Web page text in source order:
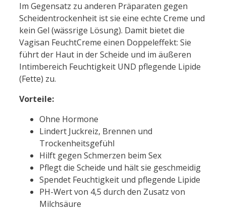
Im Gegensatz zu anderen Präparaten gegen
Scheidentrockenheit ist sie eine echte Creme und
kein Gel (wässrige Lösung). Damit bietet die
Vagisan FeuchtCreme einen Doppeleffekt: Sie
führt der Haut in der Scheide und im äußeren
Intimbereich Feuchtigkeit UND pflegende Lipide
(Fette) zu.
Vorteile:
Ohne Hormone
Lindert Juckreiz, Brennen und
Trockenheitsgefühl
Hilft gegen Schmerzen beim Sex
Pflegt die Scheide und hält sie geschmeidig
Spendet Feuchtigkeit und pflegende Lipide
PH-Wert von 4,5 durch den Zusatz von
Milchsäure